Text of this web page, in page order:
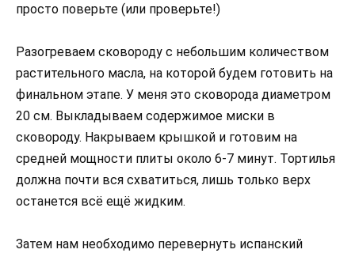
просто поверьте (или проверьте!)
Разогреваем сковороду с небольшим количеством
растительного масла, на которой будем готовить на
финальном этапе. У меня это сковорода диаметром
20 см. Выкладываем содержимое миски в
сковороду. Накрываем крышкой и готовим на
средней мощности плиты около 6-7 минут. Тортилья
должна почти вся схватиться, лишь только верх
останется всё ещё жидким.
Затем нам необходимо перевернуть испанский